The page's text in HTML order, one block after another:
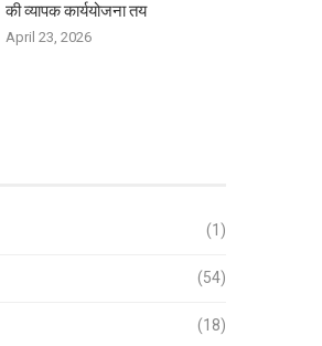
की व्यापक कार्ययोजना तय
April 23, 2026
(1)
(54)
(18)